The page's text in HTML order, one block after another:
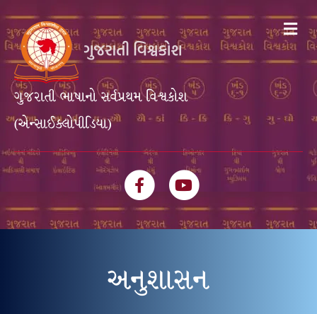
ગુજરાતી ભાષાનો સર્વપ્રથમ વિશ્વકોશ
(એન્સાઈક્લોપીડિયા)
FacebookYoutube
અનુશાસન